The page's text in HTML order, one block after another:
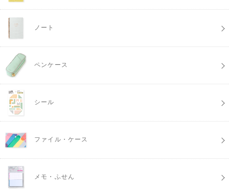
ノート
ペンケース
シール
ファイル・ケース
メモ・ふせん